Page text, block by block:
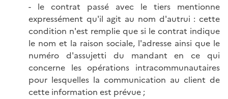
- le contrat passé avec le tiers mentionne
expressément qu'il agit au nom d'autrui : cette
condition n'est remplie que si le contrat indique
le nom et la raison sociale, l'adresse ainsi que le
numéro d'assujetti du mandant en ce qui
concerne les opérations intracommunautaires
pour lesquelles la communication au client de
cette information est prévue ;